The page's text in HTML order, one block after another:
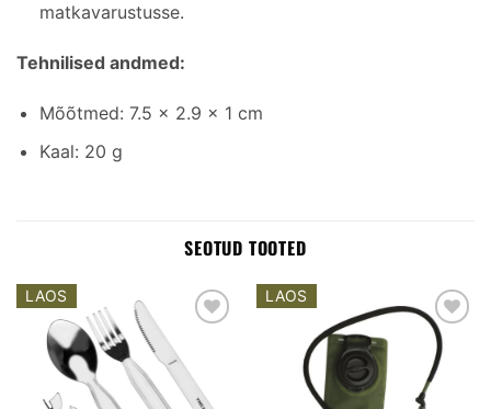
matkavarustusse.
Tehnilised andmed:
Mõõtmed: 7.5 x 2.9 x 1 cm
Kaal: 20 g
SEOTUD TOOTED
LAOS
wishlist
LAOS
Add to
wishlist